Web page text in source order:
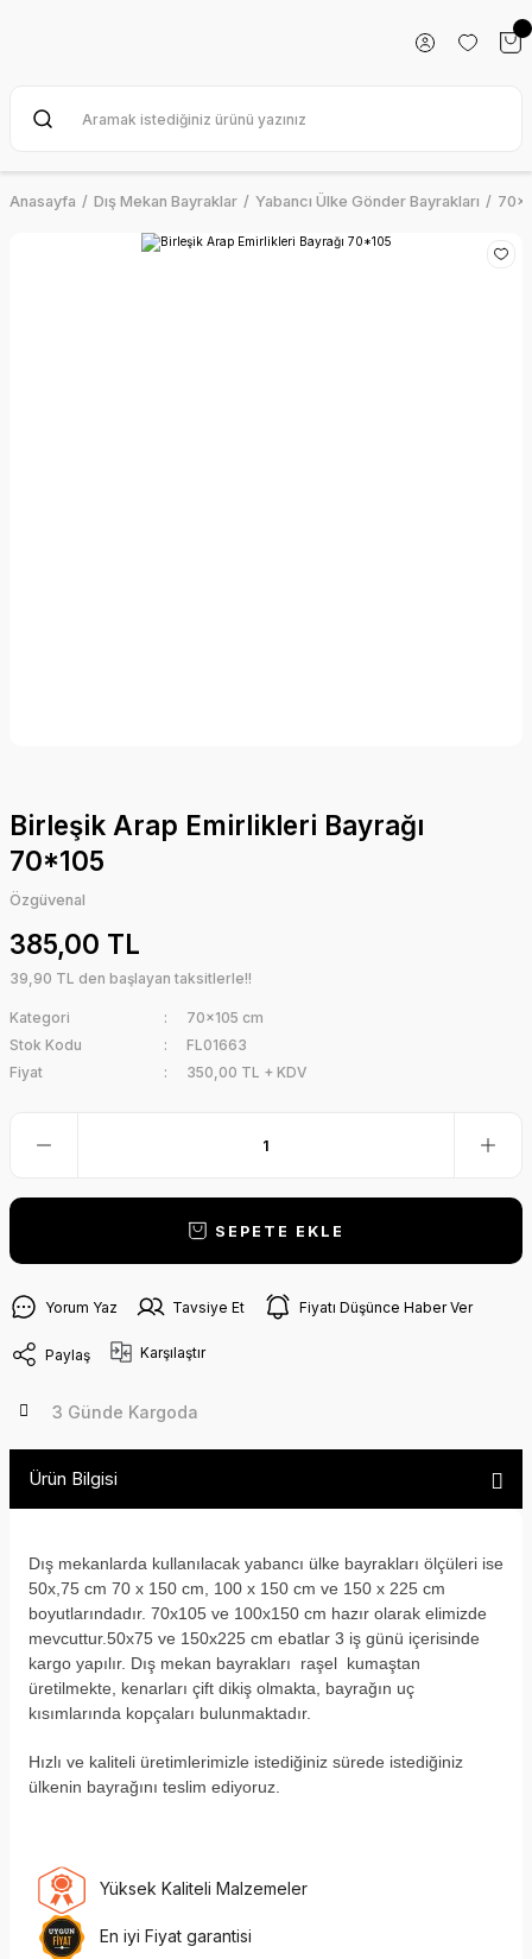
Anasayfa Dış Mekan Bayraklar Yabancı Ülke Gönder Bayrakları
Birleşik Arap Emirlikleri Bayrağı
70*105
Özgüvenal
385,00 TL
39,90 TL den başlayan taksitlerle!!
Kategori
70x105 cm
Stok Kodu
FL01663
Fiyat
350,00 TL + KDV
SEPETE EKLE
Yorum Yaz Tavsiye Et Fiyatı Düşünce Haber Ver
Paylaş Karşılaştır
3 Günde Kargoda
Ürün Bilgisi
Dış mekanlarda kullanılacak yabancı ülke bayrakları ölçüleri ise
50x,75 cm 70 x 150 cm, 100 x 150 cm ve 150 x 225 cm
boyutlarındadır. 70x105 ve 100x150 cm hazır olarak elimizde
mevcuttur.50x75 ve 150x225 cm ebatlar 3 iş günü içerisinde
kargo yapılır. Dış mekan bayrakları raşel kumaştan
üretilmekte, kenarları çift dikiş olmakta, bayrağın uç
kısımlarında kopçaları bulunmaktadır.
Hızlı ve kaliteli üretimlerimizle istediğiniz sürede istediğiniz
ülkenin bayrağını teslim ediyoruz.
Yüksek Kaliteli Malzemeler
En iyi Fiyat garantisi